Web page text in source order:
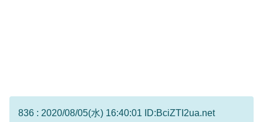
836 : 2020/08/05(水) 16:40:01 ID:BciZTI2ua.net